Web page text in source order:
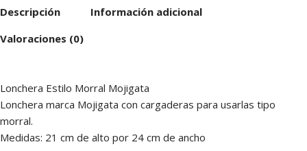
Descripción
Información adicional
Valoraciones (0)
Lonchera Estilo Morral Mojigata
Lonchera marca Mojigata con cargaderas para usarlas tipo
morral.
Medidas: 21 cm de alto por 24 cm de ancho